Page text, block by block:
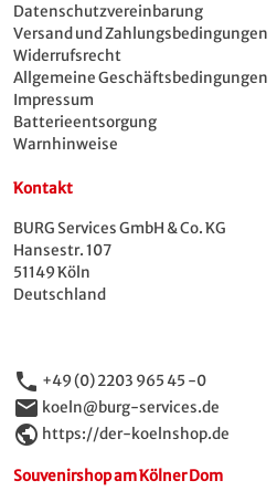
Datenschutzvereinbarung
Versand und Zahlungsbedingungen
Widerrufsrecht
Allgemeine Geschäftsbedingungen
Impressum
Batterieentsorgung
Warnhinweise
Kontakt
BURG Services GmbH & Co. KG
Hansestr. 107
51149 Köln
Deutschland
phone +49 (0) 2203 965 45 -0
email koeln@burg-services.de
public https://der-koelnshop.de
Souvenirshop am Kölner Dom